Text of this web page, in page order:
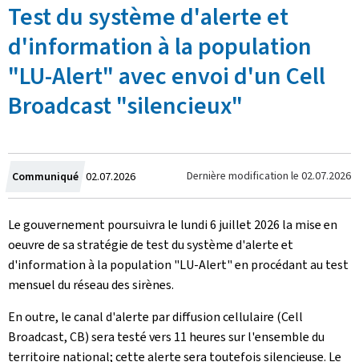
Test du système d'alerte et
d'information à la population
"LU-Alert" avec envoi d'un Cell
Broadcast "silencieux"
Communiqué Crée
le
02.07.2026 Dernière modification le 02.07.2026
Le gouvernement poursuivra le lundi 6 juillet 2026 la mise en
oeuvre de sa stratégie de test du système d'alerte et
d'information à la population "LU-Alert" en procédant au test
mensuel du réseau des sirènes.
En outre, le canal d'alerte par diffusion cellulaire (Cell
Broadcast, CB) sera testé vers 11 heures sur l'ensemble du
territoire national; cette alerte sera toutefois silencieuse. Le